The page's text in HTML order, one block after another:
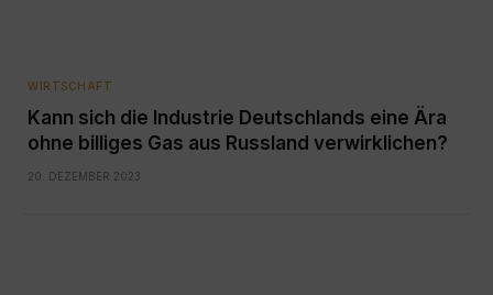
WIRTSCHAFT
Kann sich die Industrie Deutschlands eine Ära
ohne billiges Gas aus Russland verwirklichen?
20. DEZEMBER 2023